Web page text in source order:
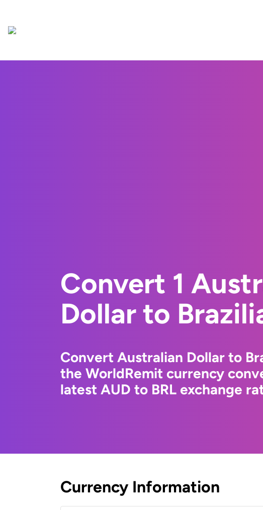
Convert 1
Dollar to
Convert Australian Dollar to
the WorldRemit currency
latest AUD to BRL exchange
Currency Information